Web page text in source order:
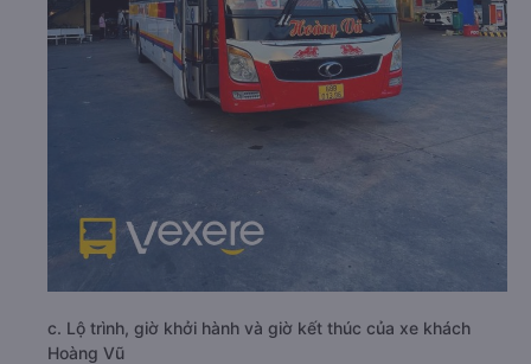
c. Lộ trình, giờ khởi hành và giờ kết thúc của xe khách
Hoàng Vũ